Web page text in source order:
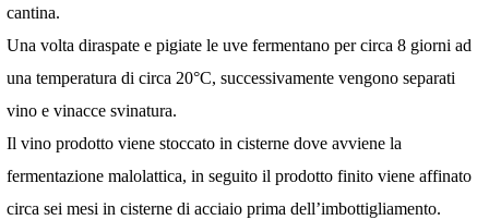
cantina.
Una volta diraspate e pigiate le uve fermentano per circa 8 giorni ad
una temperatura di circa 20°C, successivamente vengono separati
vino e vinacce svinatura.
Il vino prodotto viene stoccato in cisterne dove avviene la
fermentazione malolattica, in seguito il prodotto finito viene affinato
circa sei mesi in cisterne di acciaio prima dell’imbottigliamento.